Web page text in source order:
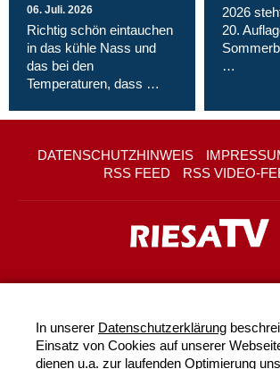
06. Juli. 2026
Richtig schön eintauchen
in das kühle Nass und
das bei den
Temperaturen, dass …
2026
20.
…
DATENSCHUTZHINWEIS
RSS FEED
RSS VIDEO-
In unserer Datenschutzerklärung
Einsatz von Cookies auf unserer
dienen u.a. zur laufenden Optimierung